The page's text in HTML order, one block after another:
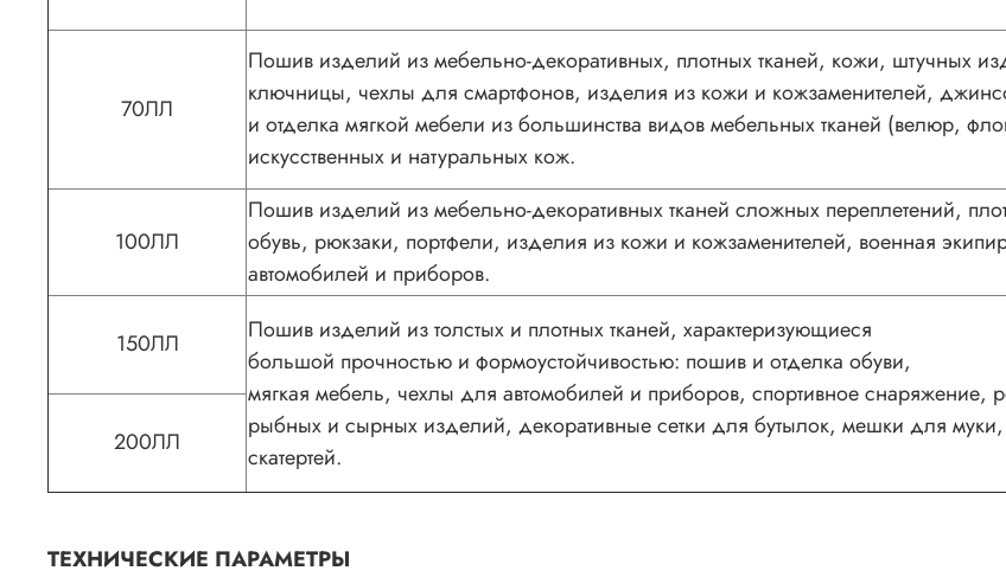
70ЛЛ
Пошив изделий из мебельно-декоративных, плотных тканей, кожи, штучных
ключницы, чехлы для смартфонов, изделия из кожи и кожзаменителей,
и отделка мягкой мебели из большинства видов мебельных тканей (велюр,
искусственных и натуральных кож.
100ЛЛ
Пошив изделий из мебельно-декоративных тканей сложных переплетений,
обувь, рюкзаки, портфели, изделия из кожи и кожзаменителей, военная
автомобилей и приборов.
150ЛЛ
Пошив изделий из толстых и плотных тканей, характеризующиеся
большой прочностью и формоустойчивостью: пошив и отделка обуви,
мягкая мебель, чехлы для автомобилей и приборов, спортивное снаряжение,
рыбных и сырных изделий, декоративные сетки для бутылок, мешки для муки,
скатертей.
200ЛЛ
ТЕХНИЧЕСКИЕ ПАРАМЕТРЫ